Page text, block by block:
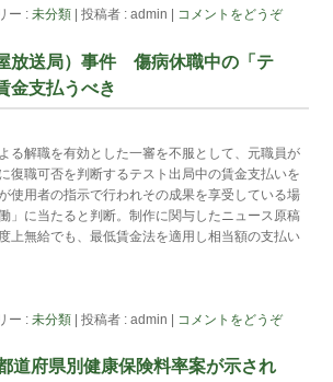
ー :未分類 |投稿者 : admin コメントをどうぞ
放送局）事件 傷病休職中の「テ
金支払うべき
る解職を有効とした一審を不服として、元職員が
復職可否を判断するテスト出局中の賃金支払いを
使用者の指示で行われその成果を享受している場
」に当たると判断。制作に関与したニュース原稿
上無給でも、最低賃金法を適用し相当額の支払い
ー :未分類 |投稿者 : admin コメントをどうぞ
道府県別健康保険料率案が示され